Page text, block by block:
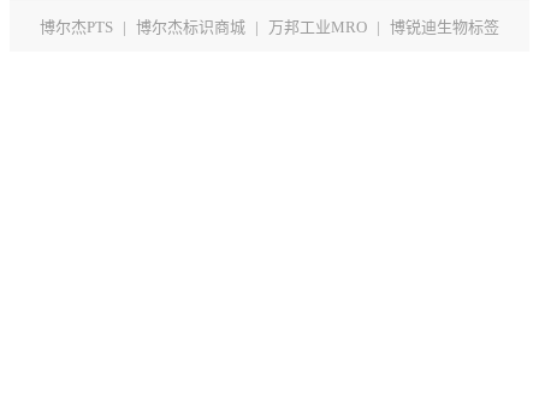
博尔杰PTS | 博尔杰标识商城 | 万邦工业MRO | 博锐迪生物标签